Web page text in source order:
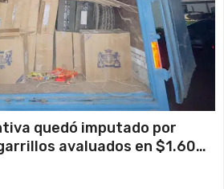
quedó imputado por
avaluados en $1.600